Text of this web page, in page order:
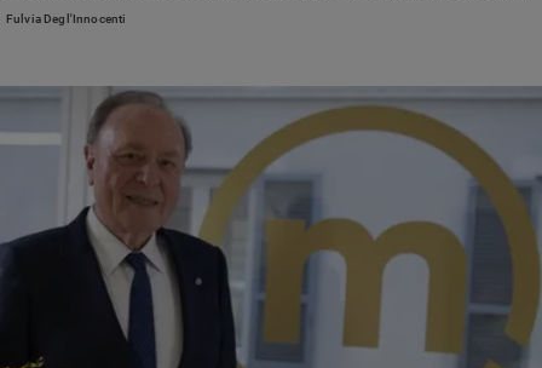
Irons nei panni dell'abate Faria, di cui troverete l'intervista sul n. 2/2025 di
Fulvia Degl'Innocenti